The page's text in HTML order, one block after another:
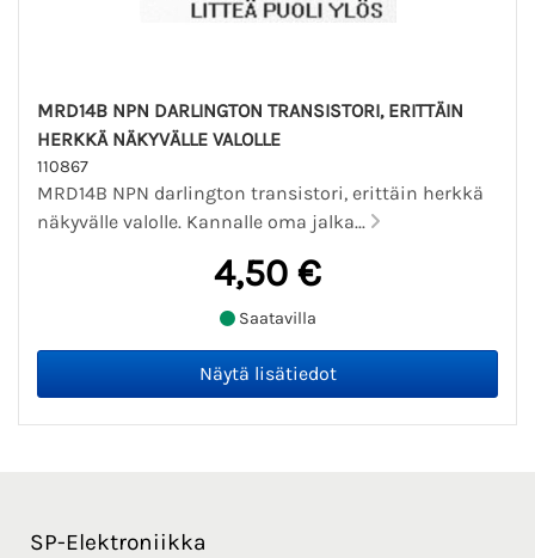
MRD14B NPN DARLINGTON TRANSISTORI, ERITTÄIN
HERKKÄ NÄKYVÄLLE VALOLLE
110867
MRD14B NPN darlington transistori, erittäin herkkä
näkyvälle valolle. Kannalle oma jalka...
4,50 €
Saatavilla
SP-Elektroniikka